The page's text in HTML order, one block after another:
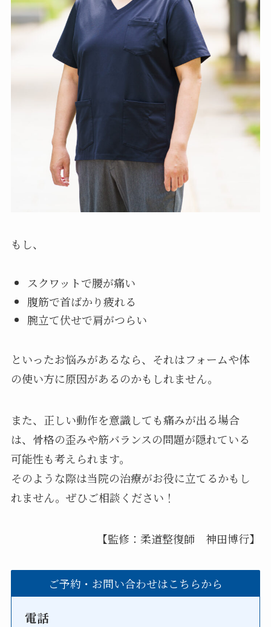
もし、
スクワットで腰が痛い
腹筋で首ばかり疲れる
腕立て伏せで肩がつらい
といったお悩みがあるなら、それはフォームや体
の使い方に原因があるのかもしれません。
また、正しい動作を意識しても痛みが出る場合
は、骨格の歪みや筋バランスの問題が隠れている
可能性も考えられます。
そのような際は当院の治療がお役に立てるかもし
れません。ぜひご相談ください！
【監修：柔道整復師 神田博行】
ご予約・お問い合わせはこちらから
電話